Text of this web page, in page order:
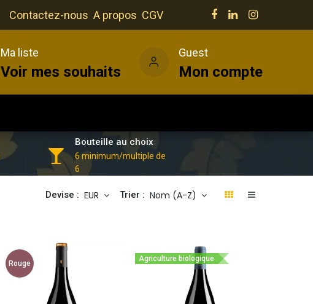
Contactez-nous A propos CGV
Ma liste
Voir mes souhaits
Guest
Mon compte
Bouteille au choix
6 minimum/multiple de
6
Devise : EUR Trier : Nom (A-Z)
Rouge
Agriculture biologique